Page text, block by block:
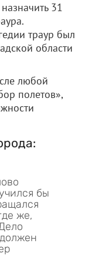
31
траур был
области
любой
полетов»,
бы
же,